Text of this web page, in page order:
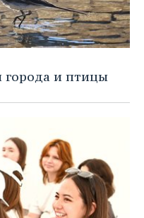
города и птицы